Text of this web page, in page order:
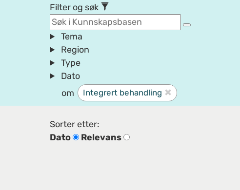
Filter og søk
Tema
Region
Type
Dato
om
Integrert behandling
Sorter etter:
Dato
Relevans